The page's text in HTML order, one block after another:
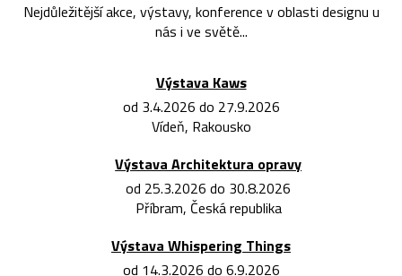
Nejdůležitější akce, výstavy, konference v oblasti designu u
nás i ve světě...
Výstava Kaws
od 3.4.2026 do 27.9.2026
Vídeň, Rakousko
Výstava Architektura opravy
od 25.3.2026 do 30.8.2026
Příbram, Česká republika
Výstava Whispering Things
od 14.3.2026 do 6.9.2026